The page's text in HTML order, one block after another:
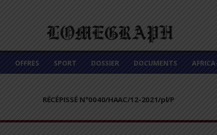
OFFRES SPORT DOSSIER DOCUMENTS
RÉCÉPISSÉ N°0040/HAAC/12-2021/pl/P